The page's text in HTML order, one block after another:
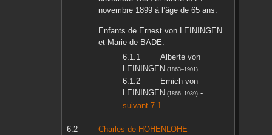
novembre 1899à l’âge de 65 ans.
Enfants de Ernestvon LEININGEN
et Mariede BADE:
Albertevon
LEININGEN (1863–1901)
Emichvon
LEININGEN (1866–1939)-
suivant 7.1
Charles de HOHENLOHE-